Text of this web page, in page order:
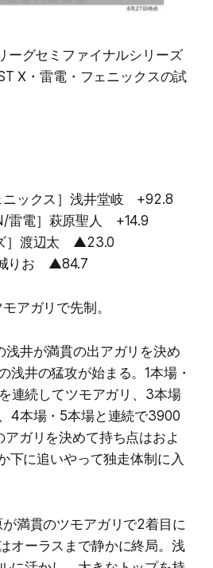
ーグセミファイナルシリーズ
Ⅹ・雷電・フェニックスの試
ニックス］浅井堂岐 +92.8
雷電］萩原聖人 +14.9
］渡辺太 ▲23.0
りお ▲84.7
アガリで先制。
浅井が満貫の出アガリを決め
浅井の猛攻が始まる。1本場・
連続してツモアガリ、3本場
4本場・5本場と連続で3900
ガリを決めて持ち点はおよ
下に追いやって独走体制に入
満貫のツモアガリで2着目に
オーラスまで静かに終局。浅